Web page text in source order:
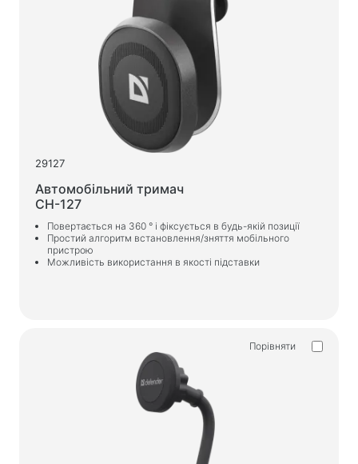
29127
Автомобільний тримач
CH-127
Повертається на 360 ° і фіксується в будь-якій позиції
Простий алгоритм встановлення/зняття мобільного
пристрою
Можливість використання в якості підставки
Порівняти